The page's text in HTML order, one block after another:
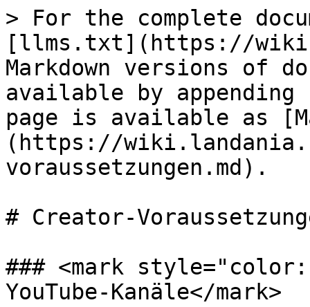
> For the complete
[llms.txt](https://
Markdown versions of
available by
page is available as
(https://
voraussetzungen.md).
# Creator-
### <mark
YouTube-Kanäle</mark>